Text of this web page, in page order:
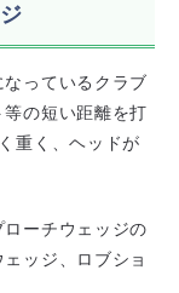
っているクラブ
の短い距離を打
重く、ヘッドが
ーチウェッジの
ッジ、ロブショ